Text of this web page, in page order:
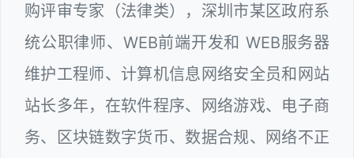
购评审专家（法律类），深圳市某区政府系
统公职律师、WEB前端开发和 WEB服务器
维护工程师、计算机信息网络安全员和网站
站长多年，在软件程序、网络游戏、电子商
务、区块链数字货币、数据合规、网络不正